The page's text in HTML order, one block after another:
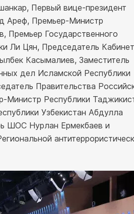
Первый вице-президент
Ареф, Премьер-Министр
Премьер Государственного
Ли Цян, Председатель
Касымалиев, Заместитель
дел Исламской Республики
Правительства
Республики
Узбекистан Абдулла
ШОС Нурлан Ермекбаев и